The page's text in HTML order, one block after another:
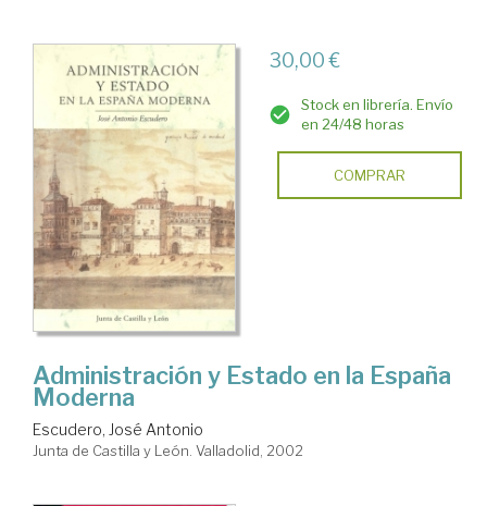
30,00 €
Stock en librería. Envío
en 24/48 horas
COMPRAR
Administración y Estado en la España
Moderna
Escudero, José Antonio
Junta de Castilla y León. Valladolid, 2002